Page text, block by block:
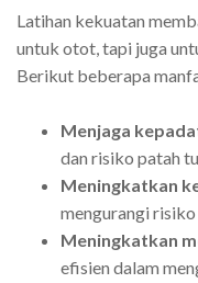
Latihan kekuatan
untuk otot, tapi juga
Berikut beberapa
Menjaga
dan risiko patah
Meningkatkan
mengurangi
Meningkatkan
efisien dalam